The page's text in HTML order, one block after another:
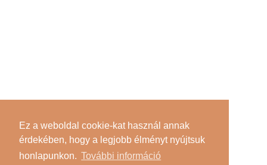
Ez a weboldal cookie-kat használ annak
érdekében, hogy a legjobb élményt nyújtsuk
honlapunkon. További információ